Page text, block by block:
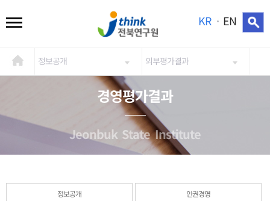
KR EN
정보공개 외부평가결과
경영평가결과
Jeonbuk State Institute
정보공개 인권경영